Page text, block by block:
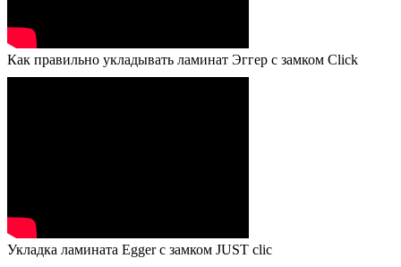
Как правильно укладывать ламинат Эггер с замком Click
Укладка ламината Egger с замком JUST clic